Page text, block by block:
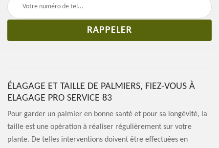
ÉLAGAGE ET TAILLE DE PALMIERS, FIEZ-VOUS À
ELAGAGE PRO SERVICE 83
Pour garder un palmier en bonne santé et pour sa longévité, la
taille est une opération à réaliser régulièrement sur votre
plante. De telles interventions doivent être effectuées en